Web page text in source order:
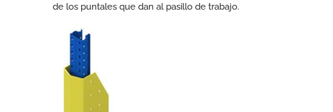
de los puntales que dan al pasillo de trabajo.